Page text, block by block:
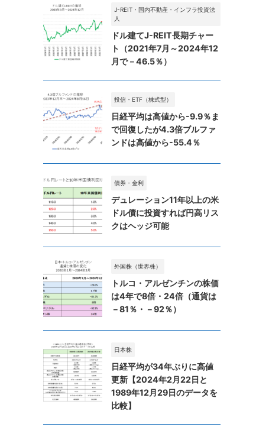
J-REIT・国内不動産・インフラ投資法
人
ドル建てJ-REIT長期チャー
ト（2021年7月～2024年12
月で－46.5％）
投信・ETF（株式型）
日経平均は高値から-9.9％ま
で回復したが4.3倍ブルファ
ンドは高値から-55.4％
債券・金利
デュレーション11年以上の米
ドル債に投資すれば円高リス
クはヘッジ可能
外国株（世界株）
トルコ・アルゼンチンの株価
は4年で8倍・24倍（通貨は
－81％・－92％）
日本株
日経平均が34年ぶりに高値
更新【2024年2月22日と
1989年12月29日のデータを
比較】